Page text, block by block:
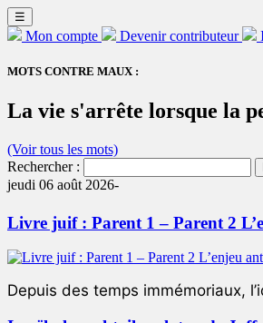
☰
Mon compte Devenir contributeur
MOTS CONTRE MAUX :
La vie s'arrête lorsque la
(Voir tous les mots)
Rechercher :
jeudi 06 août 2026-
Livre juif : Parent 1 – Parent 2
Depuis des temps immémoriaux,